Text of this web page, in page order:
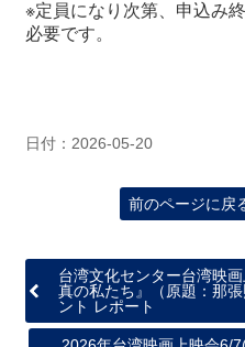
※定員になり次第、申込み
必要です。
日付：2026-05-20
前のページに戻
台湾文化センター台湾映
真の私たち』（原題：那
ント レポート